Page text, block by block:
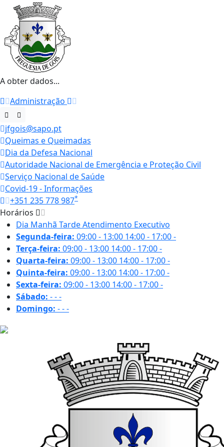
A obter dados...
Administração
jfgois@sapo.pt
Queimas e Queimadas
Dia da Defesa Nacional
Autoridade Nacional de Emergência e Proteção Civil
Serviço Nacional de Saúde
Covid-19 - Informações
+351 235 778 987*
Horários
Dia Manhã TardeAtendimento Executivo
Segunda-feira: 09:00 - 13:00 14:00 - 17:00-
Terça-feira: 09:00 - 13:00 14:00 - 17:00-
Quarta-feira: 09:00 - 13:00 14:00 - 17:00-
Quinta-feira: 09:00 - 13:00 14:00 - 17:00-
Sexta-feira: 09:00 - 13:00 14:00 - 17:00-
Sábado: ---
Domingo: ---